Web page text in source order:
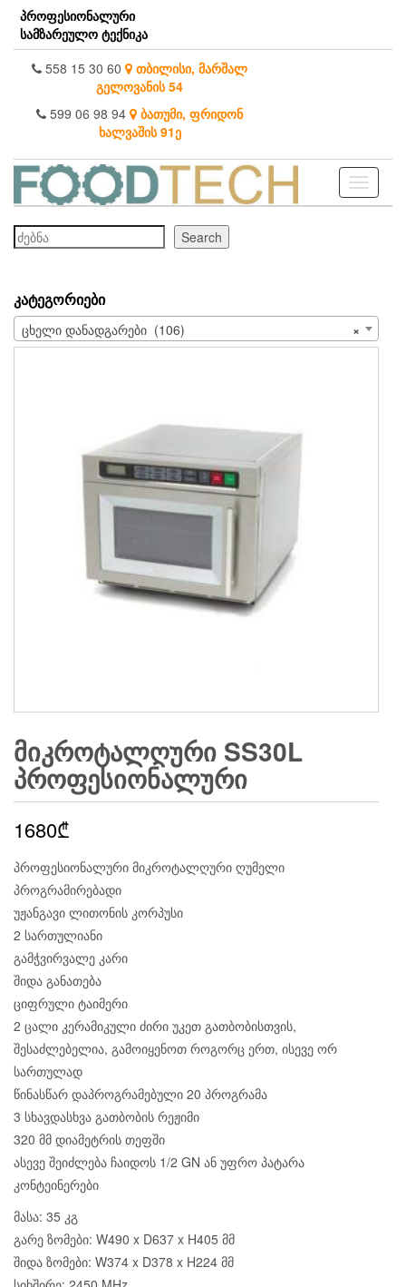
Skip
the
content
პროფესიონალური
სამზარეულო ტექნიკა
558 15 30 60 თბილისი, მარშალ
გელოვანის 54
599 06 98 94 ბათუმი, ფრიდონ
ხალვაშის 91ე
Toggle
ძებნა
Search
ᲙᲐᲢᲔᲒᲝᲠᲘᲔᲑᲘ
×
ცხელი დანადგარები (106)
ᲛᲘᲙᲠᲝᲢᲐᲚᲦᲣᲠᲘ SS30L
ᲞᲠᲝᲤᲔᲡᲘᲝᲜᲐᲚᲣᲠᲘ
1680₾
პროფესიონალური მიკროტალღური ღუმელი
პროგრამირებადი
უჟანგავი ლითონის კორპუსი
2 სართულიანი
გამჭვირვალე კარი
შიდა განათება
ციფრული ტაიმერი
2 ცალი კერამიკული ძირი უკეთ გათბობისთვის,
შესაძლებელია, გამოიყენოთ როგორც ერთ, ისევე ორ
სართულად
წინასწარ დაპროგრამებული 20 პროგრამა
3 სხავდასხვა გათბობის რეჟიმი
320 მმ დიამეტრის თეფში
ასევე შეიძლება ჩაიდოს 1/2 GN ან უფრო პატარა
კონტეინერები
მასა: 35 კგ
გარე ზომები: W490 x D637 x H405 მმ
შიდა ზომები: W374 x D378 x H224 მმ